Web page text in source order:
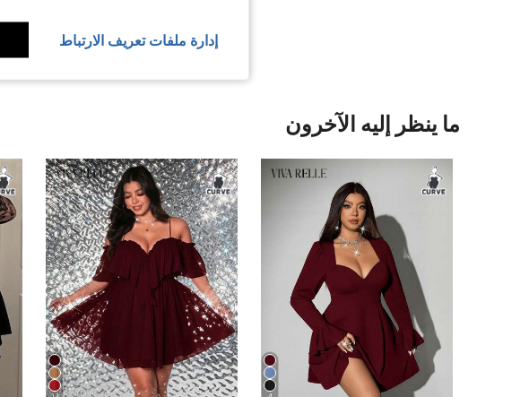
ما ينظر إليه الآخرون
إدارة ملفات تعريف الارتباط